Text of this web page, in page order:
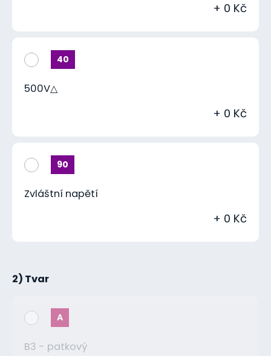
+ 0 Kč
40
500V△
+ 0 Kč
90
Zvláštní napětí
+ 0 Kč
2) Tvar
A
B3 - patkový